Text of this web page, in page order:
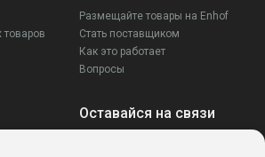
Размещайте товары на Enhof
Стать поставщиком
Как это работает
Вопросы
Оставайся на связи